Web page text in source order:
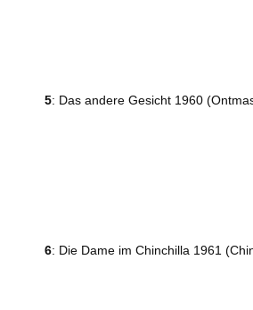
5: Das andere Gesicht 1960
6: Die Dame im Chinchilla 1961